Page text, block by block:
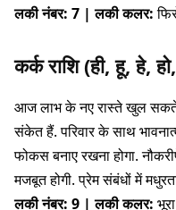
लकी नंबर: 7 | लकी कलर:
कर्क राशि (ही, हू, हे,
आज लाभ के नए रास्ते खुल सकते
संकेत हैं. परिवार के साथ
फोकस बनाए रखना होगा.
मजबूत होगी. प्रेम संबंधों में
लकी नंबर: 9 | लकी कलर: भूरा